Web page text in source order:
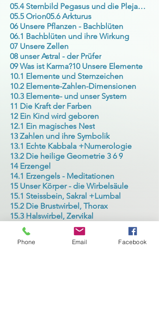
05.4 Sternbild Pegasus und die Plejaden
05.5 Orion05.6 Arkturus
06 Unsere Pflanzen - Bachblüten
06.1 Bachblüten und ihre Wirkung
07 Unsere Zellen
08 unser Astral - der Prüfer
09 Was ist Karma?10 Unsere Elemente
10.1 Elemente und Sternzeichen
10.2 Elemente-Zahlen-Dimensionen
10.3 Elemente- und unser System
11 Die Kraft der Farben
12 Ein Kind wird geboren
12.1 Ein magisches Nest
13 Zahlen und ihre Symbolik
13.1 Echte Kabbala +Numerologie
13.2 Die heilige Geometrie 3 6 9
14 Erzengel
14.1 Erzengels - Meditationen
15 Unser Körper - die Wirbelsäule
15.1 Steissbein, Sakral +Lumbal
15.2 Die Brustwirbel, Thorax
15.3 Halswirbel, Zervikal
16 Die Bienen – unsere Sonnenkinder
17 Genetische - Energetische Matrix
17.1 Meine Leben, meine Programme
Phone Email Facebook